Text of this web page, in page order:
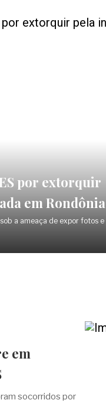
por extorquir
em Rondônia
a ameaça de expor fotos e
em
socorridos por